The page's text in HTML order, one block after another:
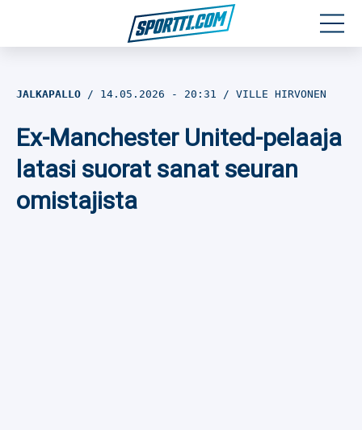
Jalkapallo
Yleisurheilu
JALKAPALLO 14.05.2026 - 20:31 VILLE HIRVONEN
Ex-Manchester United-pelaaja
latasi suorat sanat seuran
omistajista